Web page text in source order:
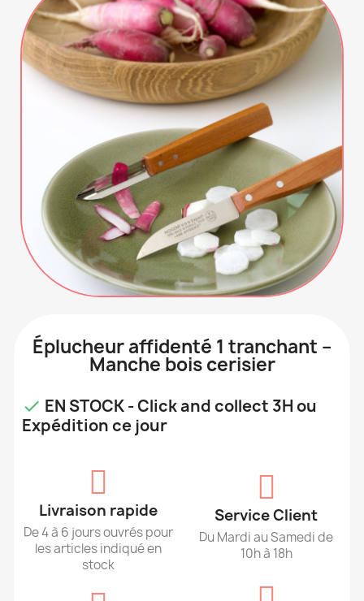
Éplucheur affidenté 1 tranchant –
Manche bois cerisier
 EN STOCK - Click and collect 3H ou
Expédition ce jour
Livraison rapide
De 4 à 6 jours ouvrés pour
les articles indiqué en
stock
Service Client
Du Mardi au Samedi de
10h à 18h